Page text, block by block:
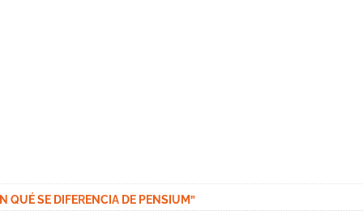
QUÉ SE DIFERENCIA DE PENSIUM”